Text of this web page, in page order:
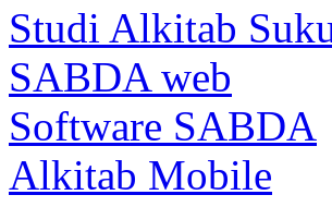
Studi Alkitab
SABDA web
Software SABDA
Alkitab Mobile